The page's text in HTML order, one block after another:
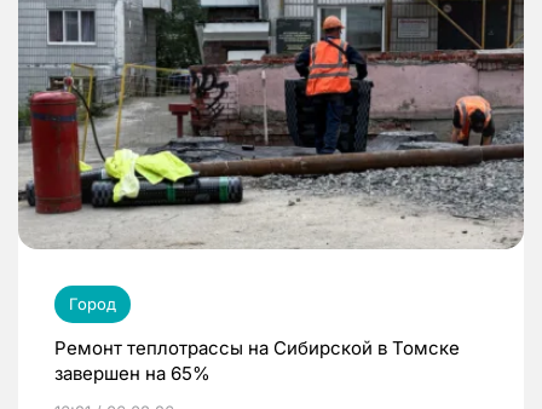
Город
Ремонт теплотрассы на Сибирской в Томске
завершен на 65%